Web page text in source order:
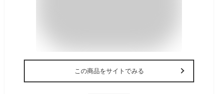
この商品をサイトでみる